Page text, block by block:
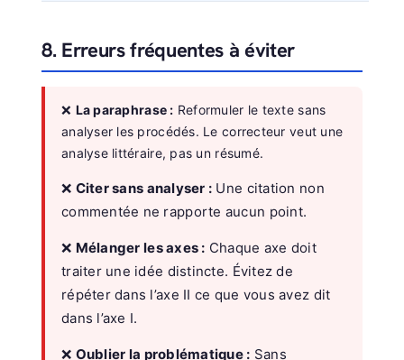
8. Erreurs fréquentes à éviter
❌ La paraphrase : Reformuler le texte sans
analyser les procédés. Le correcteur veut une
analyse littéraire, pas un résumé.
❌ Citer sans analyser : Une citation non
commentée ne rapporte aucun point.
❌ Mélanger les axes : Chaque axe doit
traiter une idée distincte. Évitez de
répéter dans l’axe II ce que vous avez dit
dans l’axe I.
❌ Oublier la problématique : Sans